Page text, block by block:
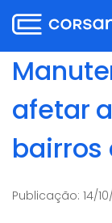
para
o
conteúdo
para
menu
para
o
conteúdo
afetar
bairros
Publicação: 14/